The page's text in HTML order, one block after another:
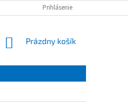
Prihlásenie
NÁKUPNÝ
Prázdny košík